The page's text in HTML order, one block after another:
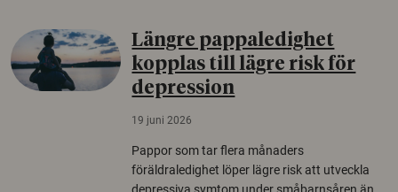
Längre pappaledighet
kopplas till lägre risk för
depression
19 juni 2026
Pappor som tar flera månaders
föräldraledighet löper lägre risk att utveckla